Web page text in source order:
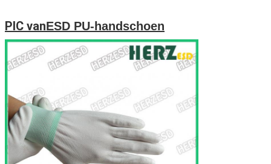
PIC vanESD PU-handschoen